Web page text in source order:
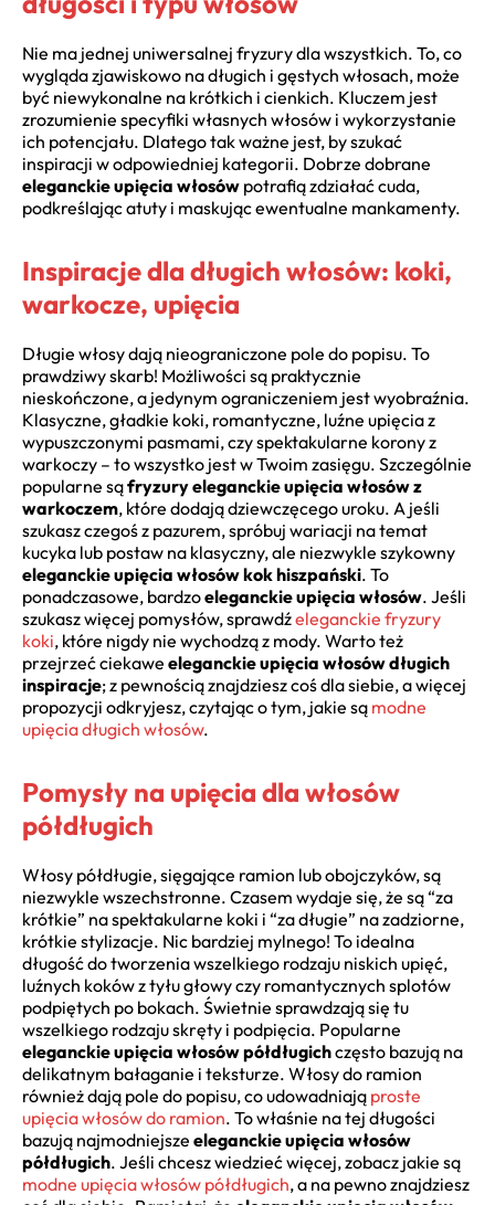
Nie ma jednej uniwersalnej fryzury dla wszystkich. To, co
wygląda zjawiskowo na długich i gęstych włosach, może
być niewykonalne na krótkich i cienkich. Kluczem jest
zrozumienie specyfiki własnych włosów i wykorzystanie
ich potencjału. Dlatego tak ważne jest, by szukać
inspiracji w odpowiedniej kategorii. Dobrze dobrane
eleganckie upięcia włosów potrafią zdziałać cuda,
podkreślając atuty i maskując ewentualne mankamenty.
Inspiracje dla długich włosów: koki,
warkocze, upięcia
Długie włosy dają nieograniczone pole do popisu. To
prawdziwy skarb! Możliwości są praktycznie
nieskończone, a jedynym ograniczeniem jest wyobraźnia.
Klasyczne, gładkie koki, romantyczne, luźne upięcia z
wypuszczonymi pasmami, czy spektakularne korony z
warkoczy – to wszystko jest w Twoim zasięgu. Szczególnie
popularne sąfryzury eleganckie upięcia włosów z
warkoczem, które dodają dziewczęcego uroku. A jeśli
szukasz czegoś z pazurem, spróbuj wariacji na temat
kucyka lub postaw na klasyczny, ale niezwykle szykowny
eleganckie upięcia włosów kok hiszpański. To
ponadczasowe, bardzoeleganckie upięcia włosów. Jeśli
szukasz więcej pomysłów, sprawdźeleganckie fryzury
koki, które nigdy nie wychodzą z mody. Warto też
przejrzeć ciekawe eleganckie upięcia włosów długich
inspiracje; z pewnością znajdziesz coś dla siebie, a więcej
propozycji odkryjesz, czytając o tym, jakie są modne
upięcia długich włosów.
Pomysły na upięcia dla włosów
półdługich
Włosy półdługie, sięgające ramion lub obojczyków, są
niezwykle wszechstronne. Czasem wydaje się, że są “za
krótkie” na spektakularne koki i “za długie” na zadziorne,
krótkie stylizacje. Nic bardziej mylnego! To idealna
długość do tworzenia wszelkiego rodzaju niskich upięć,
luźnych koków z tyłu głowy czy romantycznych splotów
podpiętych po bokach. Świetnie sprawdzają się tu
wszelkiego rodzaju skręty i podpięcia. Popularne
eleganckie upięcia włosów półdługichczęsto bazują na
delikatnym bałaganie i teksturze. Włosy do ramion
również dają pole do popisu, co udowadniają proste
upięcia włosów do ramion. To właśnie na tej długości
bazują najmodniejsze eleganckie upięcia włosów
półdługich. Jeśli chcesz wiedzieć więcej, zobacz jakie są
modne upięcia włosów półdługich, a na pewno znajdziesz